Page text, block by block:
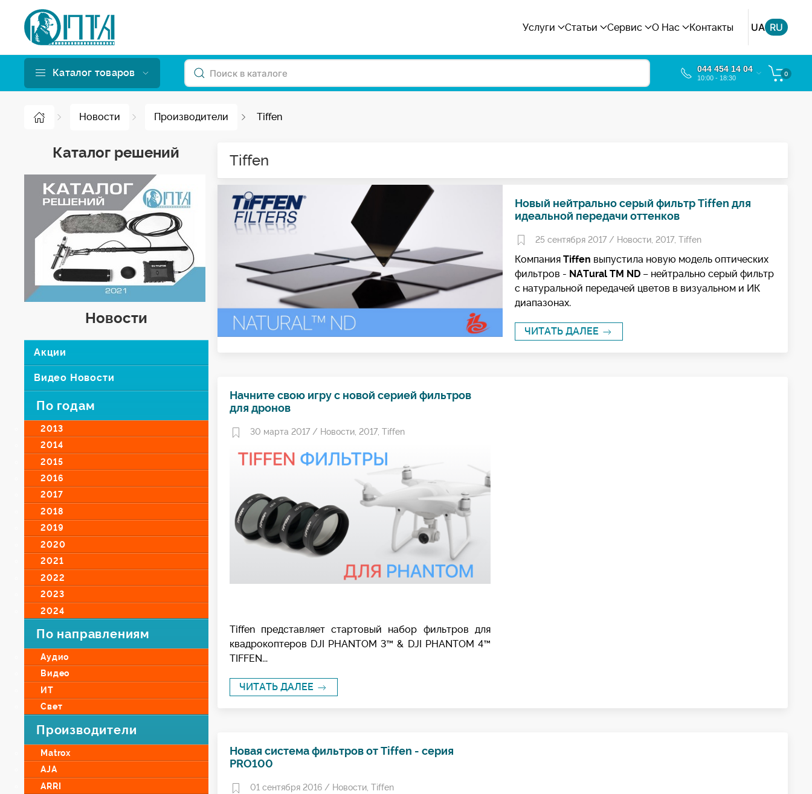
Услуги Статьи Сервис О Нас Контакты UA RU
Каталог товаров 044 454 14 04
10:00 - 18:30
0
Новости Производители Tiffen
Каталог решений
Новости
Акции
Видео Новости
По годам
2013
2014
2015
2016
2017
2018
2019
2020
2021
2022
2023
2024
По направлениям
Аудио
Видео
ИТ
Свет
Производители
Matrox
AJA
ARRI
Tiffen
Новый нейтрально серый фильтр Tiffen для
идеальной передачи оттенков
25 сентября 2017 / Новости, 2017, Tiffen
Компания Tiffen выпустила новую модель оптических
фильтров - NATural TM ND– нейтрально серый фильтр
с натуральной передачей цветов в визуальном и ИК
диапазонах.
ЧИТАТЬ ДАЛЕЕ
Начните свою игру с новой серией фильтров
для дронов
30 марта 2017 / Новости, 2017, Tiffen
Tiffen представляет стартовый набор фильтров для
квадрокоптеров DJI PHANTOM 3™ & DJI PHANTOM 4™
TIFFEN...
ЧИТАТЬ ДАЛЕЕ
Новая система фильтров от Tiffen - серия
PRO100
01 сентября 2016 / Новости, Tiffen